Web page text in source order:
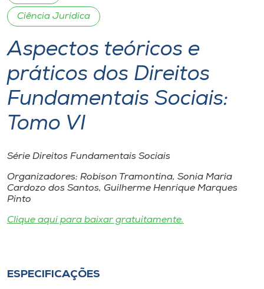
Cultura
CPA
Biblioteca
Editora
Rádio
Museu
Unoesc
Ciência Jurídica
Aspectos teóricos e
práticos dos Direitos
Fundamentais Sociais:
Tomo VI
Série Direitos Fundamentais Sociais
Organizadores: Robison Tramontina, Sonia Maria
Cardozo dos Santos, Guilherme Henrique Marques
Pinto
Clique aqui para baixar gratuitamente.
ESPECIFICAÇÕES